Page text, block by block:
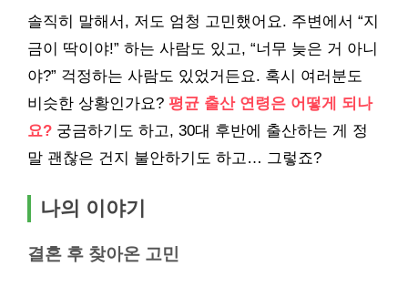
솔직히 말해서, 저도 엄청 고민했어요. 주변에서 “지
금이 딱이야!” 하는 사람도 있고, “너무 늦은 거 아니
야?” 걱정하는 사람도 있었거든요. 혹시 여러분도
비슷한 상황인가요? 평균 출산 연령은 어떻게 되나
요? 궁금하기도 하고, 30대 후반에 출산하는 게 정
말 괜찮은 건지 불안하기도 하고… 그렇죠?
나의 이야기
결혼 후 찾아온 고민